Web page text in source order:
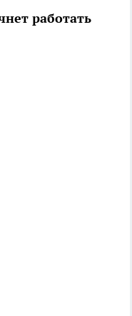
работать